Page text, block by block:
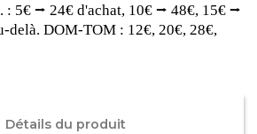
: 5€ ⭢ 24€ d'achat, 10€ ⭢ 48€, 15€ ⭢
delà. DOM-TOM : 12€, 20€, 28€,
Détails du produit